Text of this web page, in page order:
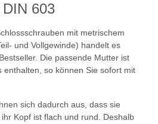
603
mit metrischem
und Vollgewinde) handelt es
Die passende Mutter ist
enthalten, so können Sie sofort mit
sich dadurch aus, dass sie
Kopf ist flach und rund. Deshalb